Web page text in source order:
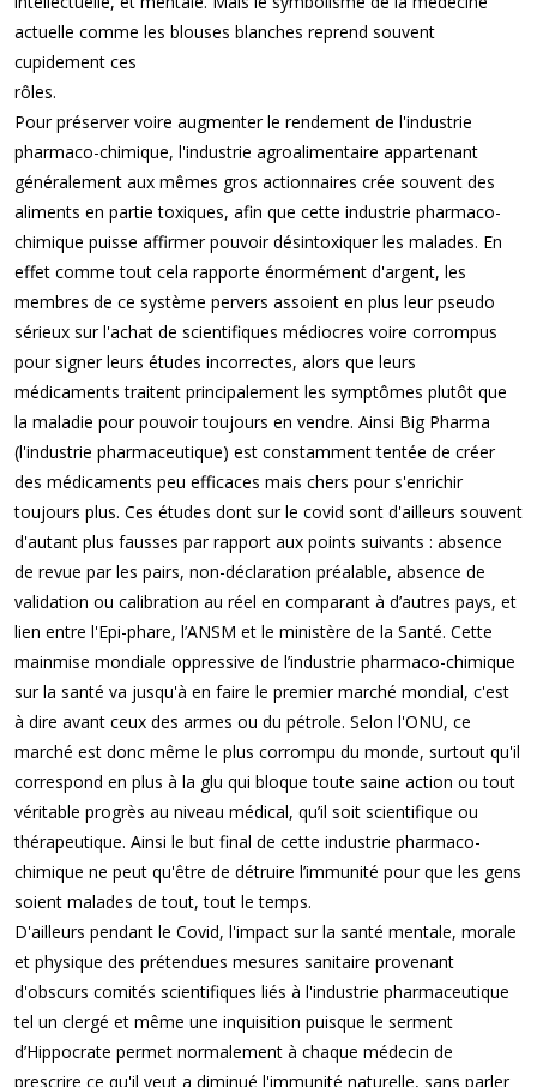
actuelle comme les blouses blanches reprend souvent
cupidement ces
rôles.
Pour préserver voire augmenter le rendement de l'industrie
pharmaco-chimique, l'industrie agroalimentaire appartenant
généralement aux mêmes gros actionnaires crée souvent des
aliments en partie toxiques, afin que cette industrie pharmaco-
chimique puisse affirmer pouvoir désintoxiquer les malades. En
effet comme tout cela rapporte énormément d'argent, les
membres de ce système pervers assoient en plus leur pseudo
sérieux sur l'achat de scientifiques médiocres voire corrompus
pour signer leurs études incorrectes, alors que leurs
médicaments traitent principalement les symptômes plutôt que
la maladie pour pouvoir toujours en vendre. Ainsi Big Pharma
(l'industrie pharmaceutique) est constamment tentée de créer
des médicaments peu efficaces mais chers pour s'enrichir
toujours plus. Ces études dont sur le covid sont d'ailleurs souvent
d'autant plus fausses par rapport aux points suivants : absence
de revue par les pairs, non-déclaration préalable, absence de
validation ou calibration au réel en comparant à d’autres pays, et
lien entre l'Epi-phare, l’ANSM et le ministère de la Santé. Cette
mainmise mondiale oppressive de l’industrie pharmaco-chimique
sur la santé va jusqu'à en faire le premier marché mondial, c'est
à dire avant ceux des armes ou du pétrole. Selon l'ONU, ce
marché est donc même le plus corrompu du monde, surtout qu'il
correspond en plus à la glu qui bloque toute saine action ou tout
véritable progrès au niveau médical, qu’il soit scientifique ou
thérapeutique. Ainsi le but final de cette industrie pharmaco-
chimique ne peut qu'être de détruire l’immunité pour que les gens
soient malades de tout, tout le temps.
D'ailleurs pendant le Covid, l'impact sur la santé mentale, morale
et physique des prétendues mesures sanitaire provenant
d'obscurs comités scientifiques liés à l'industrie pharmaceutique
tel un clergé et même une inquisition puisque le serment
d’Hippocrate permet normalement à chaque médecin de
prescrire ce qu'il veut a diminué l'immunité naturelle, sans parler